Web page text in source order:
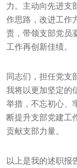
力。主动向先进支
作思路，改进工作
责，带领支部党员
工作再创新佳绩。
同志们，担任党支
我将以更加坚定的
举措，不忘初心、
断提升支部党建工
贡献支部力量。
以上是我的述职报